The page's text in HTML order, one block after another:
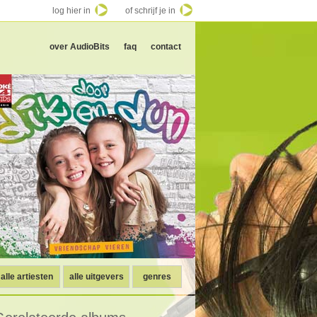
over AudioBits faq contact
alle artiesten alle uitgevers genres
log hier in of schrijf je in